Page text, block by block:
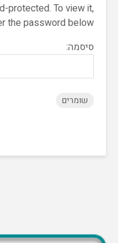
protected. To view it,
the password below.
סיסמה:
שומרים